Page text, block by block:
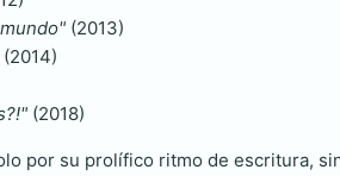
(2013)
(2014)
(2018)
por su prolífico ritmo de escritura,